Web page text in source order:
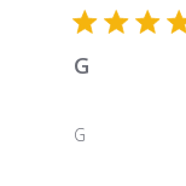
G
G